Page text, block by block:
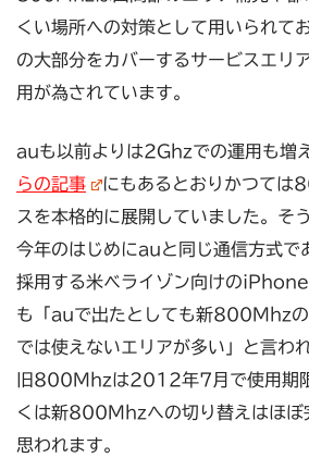
くい場所への対策として用いられて
の大部分をカバーするサービスエリ
用が為されています。
auも以前よりは2Ghzでの運用も増
らの記事
にもあるとおりかつて
スを本格的に展開していました。そ
今年のはじめにauと同じ通信方式
採用する米ベライゾン向けの
も「auで出たとしても新800Mhzの
では使えないエリアが多い」と言わ
旧800Mhzは2012年7月で使用期
くは新800Mhzへの切り替えはほぼ
思われます。